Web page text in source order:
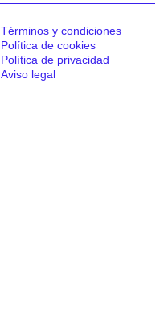
Términos y condiciones
Política de cookies
Política de privacidad
Aviso legal